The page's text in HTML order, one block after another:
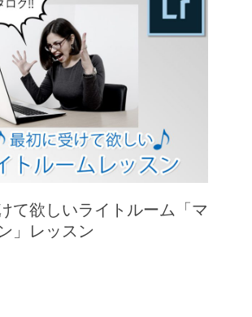
て欲しいライトルーム「マ
」レッスン